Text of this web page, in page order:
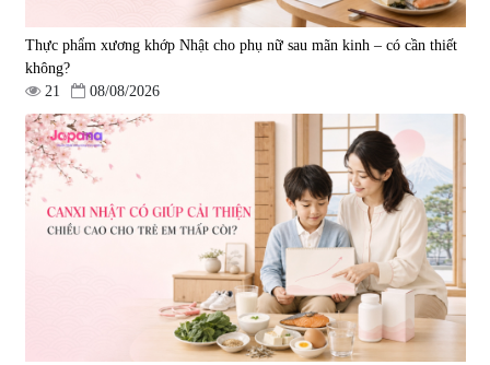
Sleepy Nhật Bản 80 viên
580.000 đ
điều trị đột quỵ Biken Kinase
|0
1.570.000 đ
Thực phẩm xương khớp Nhật cho phụ nữ sau mãn kinh – có cần thiết
không?
21
08/08/2026